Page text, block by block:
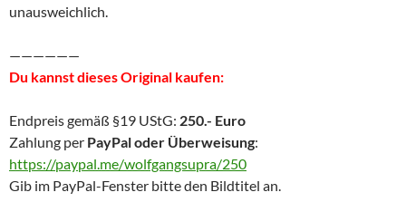
unausweichlich.
——————
Du kannst dieses Original kaufen:
Endpreis gemäß §19 UStG: 250.- Euro
Zahlung per PayPal oder Überweisung:
https://paypal.me/wolfgangsupra/250
Gib im PayPal-Fenster bitte den Bildtitel an.